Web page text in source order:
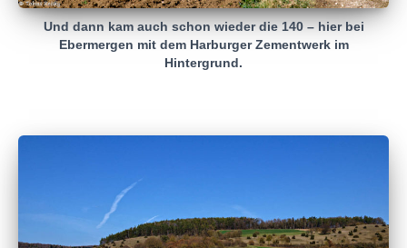
Und dann kam auch schon wieder die 140 – hier bei
Ebermergen mit dem Harburger Zementwerk im
Hintergrund.